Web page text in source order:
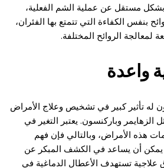
بشكل مستقل عن عملية الشم الفعلية،
بنفس الكفاءة التي تتمتع بها الفئران،
لمعالجة الروائح المختلفة.
واعدة
له تأثير كبير في تشخيص وعلاج الأمراض
الزهايمر وباركنسون. يعتبر التغير في
هذه الأمراض، وبالتالي فإن فهم
يمكن أن يساعد في الكشف المبكر عن
تستهدف الأعطال الدماغية في